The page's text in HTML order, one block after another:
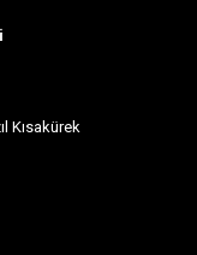
Kısakürek